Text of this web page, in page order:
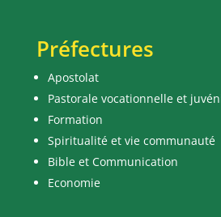
Préfectures
Apostolat
Pastorale vocationnelle et
Formation
Spiritualité et vie communauté
Bible et Communication
Economie